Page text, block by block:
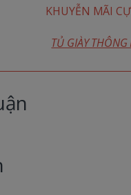
KHUYỄN MÃI
TỦ GIÀY